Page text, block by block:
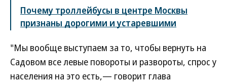
Почему троллейбусы в центре Москвы
признаны дорогими и устаревшими
"Мы вообще выступаем за то, чтобы вернуть на
Садовом все левые повороты и развороты, спрос у
населения на это есть,— говорит глава